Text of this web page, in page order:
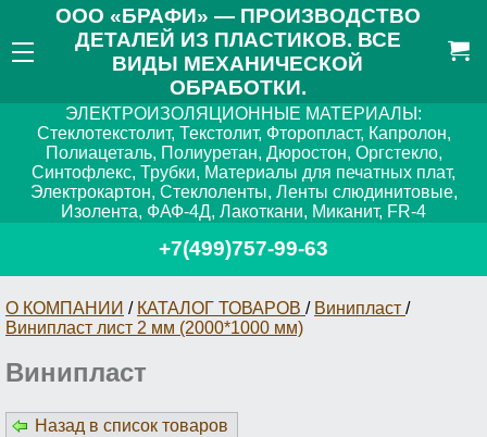
ООО «БРАФИ» — ПРОИЗВОДСТВО
ДЕТАЛЕЙ ИЗ ПЛАСТИКОВ. ВСЕ
ВИДЫ МЕХАНИЧЕСКОЙ
ОБРАБОТКИ.
ЭЛЕКТРОИЗОЛЯЦИОННЫЕ МАТЕРИАЛЫ:
Стеклотекстолит, Текстолит, Фторопласт, Капролон,
Полиацеталь, Полиуретан, Дюростон, Оргстекло,
Синтофлекс, Трубки, Материалы для печатных плат,
Электрокартон, Стеклоленты, Ленты слюдинитовые,
Изолента, ФАФ-4Д, Лакоткани, Миканит, FR-4
+7(499)757-99-63
О КОМПАНИИ / КАТАЛОГ ТОВАРОВ / Винипласт /
Винипласт лист 2 мм (2000*1000 мм)
Винипласт
Назад в список товаров